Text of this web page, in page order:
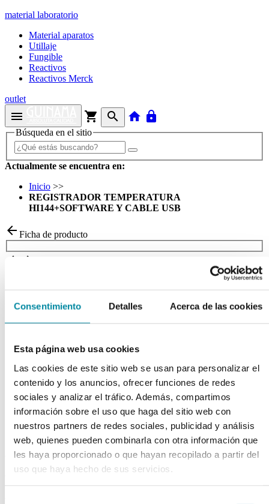
Consentimiento Detalles Acerca de las cookies
Esta página web usa cookies
Las cookies de este sitio web se usan para personalizar el
contenido y los anuncios, ofrecer funciones de redes
sociales y analizar el tráfico. Además, compartimos
información sobre el uso que haga del sitio web con
nuestros partners de redes sociales, publicidad y análisis
web, quienes pueden combinarla con otra información que
les haya proporcionado o que hayan recopilado a partir del
uso que haya hecho de sus servicios.
material laboratorio
Material aparatos
Utillaje
Fungible
Reactivos
Reactivos Merck
outlet
menu shopping_cart search home lock
Búsqueda en el sitio
Actualmente se encuentra en:
Inicio >>
REGISTRADOR TEMPERATURA
HI144+SOFTWARE Y CABLE USB
arrow_back Ficha de producto
chevron_left chevron_right
adquiriendo este producto
consigue 15 puntos de fidelización